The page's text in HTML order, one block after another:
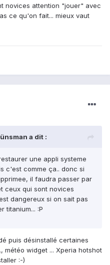
novices attention "jouer" avec
ce qu'on fait... mieux vaut
a dit :
une appli systeme
c'est comme ça.. donc si
il faudra passer par
ceux qui sont novices
dangereux si on sait pas
titanium... :P
puis désinstallé certaines
météo widget ... Xperia hotshot
:-)